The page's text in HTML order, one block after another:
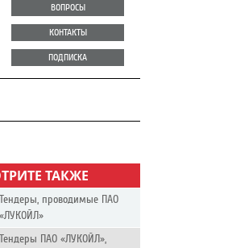
ВОПРОСЫ
КОНТАКТЫ
ПОДПИСКА
ТАКЖЕ
Тендеры, проводимые ПАО
«ЛУКОЙЛ»
Тендеры ПАО «ЛУКОЙЛ»,